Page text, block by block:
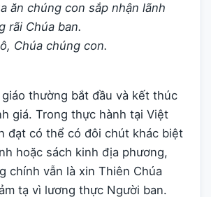
ăn chúng con sắp nhận lãnh
rãi Chúa ban.
Chúa chúng con.
thường bắt đầu và kết thúc
giá. Trong thực hành tại Việt
đạt có thể có đôi chút khác biệt
hoặc sách kinh địa phương,
chính vẫn là xin Thiên Chúa
tạ vì lương thực Người ban.